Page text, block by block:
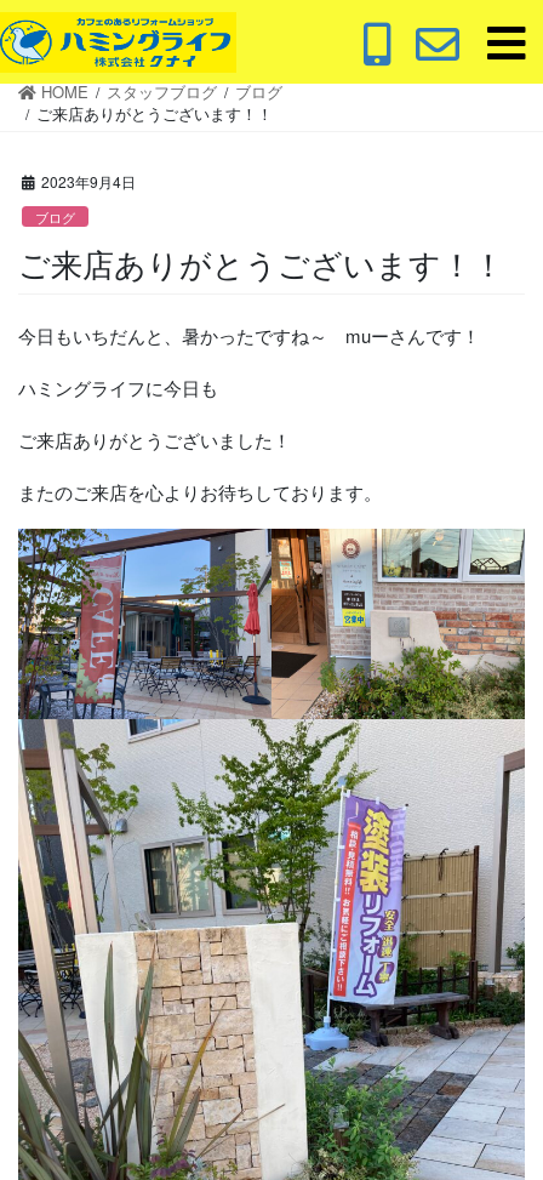
コ
ン
テ
ナ
ビ
ゲ
HOME スタッフブログ
ブログ
ご来店ありがとうございます！！
2023年9月4日
ブログ
ご来店ありがとうございます！！
今日もいちだんと、暑かったですね～ muーさんです！
ハミングライフに今日も
ご来店ありがとうございました！
またのご来店を心よりお待ちしております。